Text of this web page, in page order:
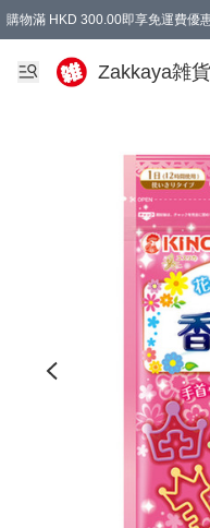
購物滿 HKD 300.00即享免運費優
Zakkaya雑